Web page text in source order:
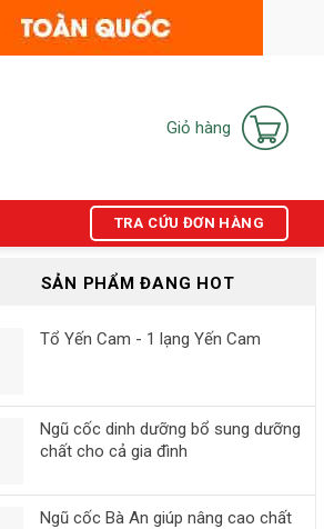
Giỏ hàng
TRA CỨU ĐƠN HÀNG
SẢN PHẨM ĐANG HOT
Tổ Yến Cam - 1 lạng Yến Cam
Ngũ cốc dinh dưỡng bổ sung dưỡng
chất cho cả gia đình
Ngũ cốc Bà An giúp nâng cao chất